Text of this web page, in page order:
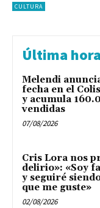
CULTURA
Última hora
Melendi
fecha en el
y acumula
vendidas
07/08/2026
Cris Lora nos
delirio»: «Soy
y seguiré
que me guste»
02/08/2026